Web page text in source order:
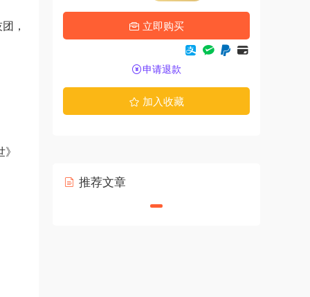
， 立即购买
申请退款
加入收藏
推荐文章